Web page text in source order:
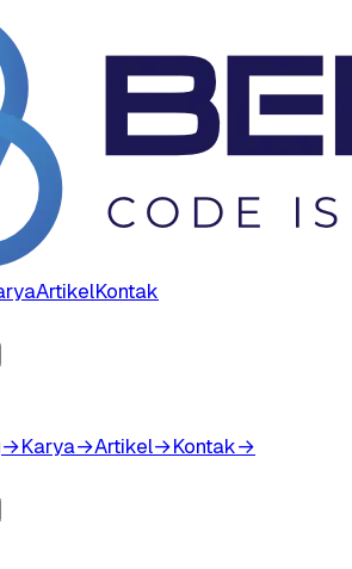
ArtikelKontak
→Karya→Artikel→Kontak→